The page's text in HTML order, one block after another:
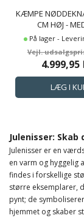
KÆMPE
CM HØJ -
GULDBELAGT
På lager -
4.999,95
Julenisser:
Julenisser er en
en varm og hyggelig
findes i forskellige
større eksemplarer,
pynt; de
hjemmet og skaber